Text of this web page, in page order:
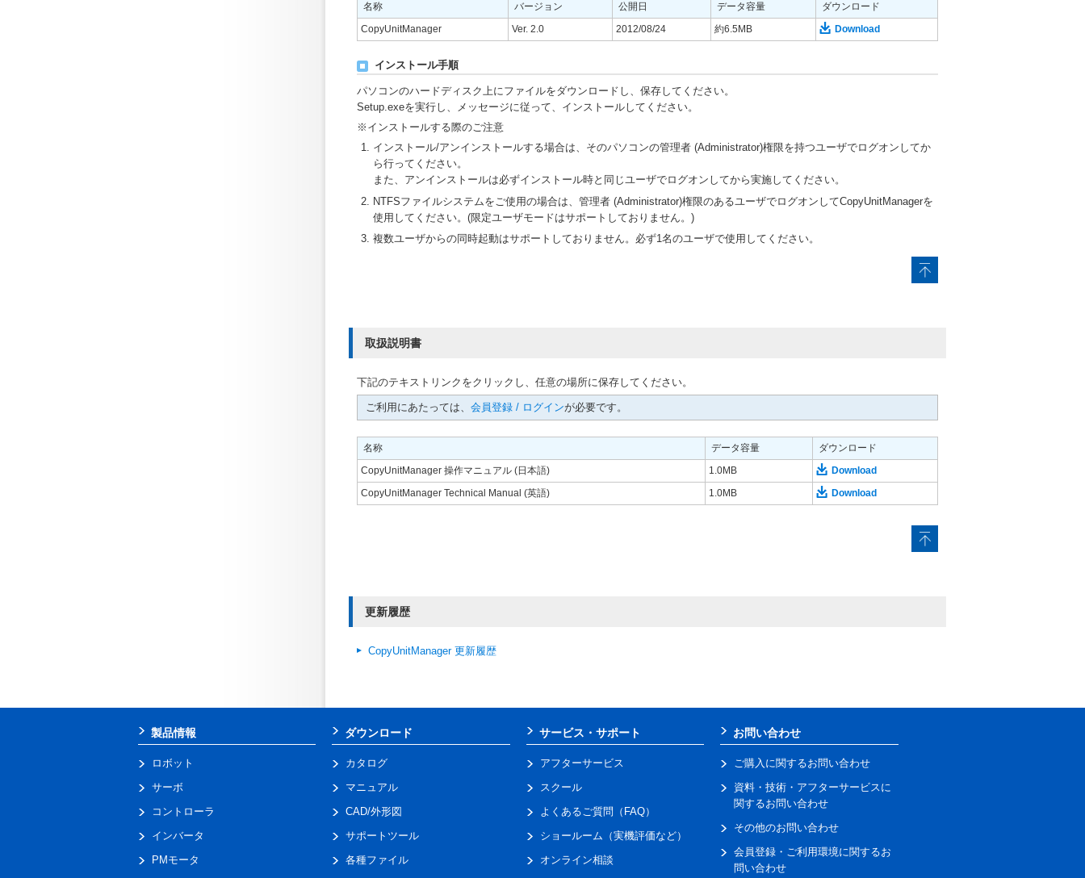
名称 バージョン 公開日 データ容量
ダウンロード
CopyUnitManager
Ver. 2.0 2012/08/24 約6.5MB Download
インストール手順
パソコンのハードディスク上にファイルをダウンロードし、保存してください。
Setup.exeを実行し、メッセージに従って、インストールしてください。
※インストールする際のご注意
インストール/アンインストールする場合は、そのパソコンの管理者 (Administrator)権限を持つユーザでログオンしてか
ら行ってください。
また、アンインストールは必ずインストール時と同じユーザでログオンしてから実施してください。
NTFSファイルシステムをご使用の場合は、管理者 (Administrator)権限のあるユーザでログオンしてCopyUnitManagerを
使用してください。(限定ユーザモードはサポートしておりません。)
複数ユーザからの同時起動はサポートしておりません。必ず1名のユーザで使用してください。
取扱説明書
下記のテキストリンクをクリックし、任意の場所に保存してください。
ご利用にあたっては、 会員登録 / ログインが必要です。
名称 データ容量
ダウンロード
CopyUnitManager 操作マニュアル (日本語)
1.0MB
Download
CopyUnitManager Technical Manual (英語)
1.0MB Download
更新履歴
CopyUnitManager 更新履歴
製品情報
ロボット
サーボ
コントローラ
インバータ
PMモータ
ダウンロード
カタログ
マニュアル
CAD/外形図
サポートツール
各種ファイル
サービス・サポート
アフターサービス
スクール
よくあるご質問（FAQ）
ショールーム（実機評価など）
オンライン相談
お問い合わせ
ご購入に関するお問い合わせ
資料・技術・アフターサービスに
関するお問い合わせ
その他のお問い合わせ
会員登録・ご利用環境に関するお
問い合わせ